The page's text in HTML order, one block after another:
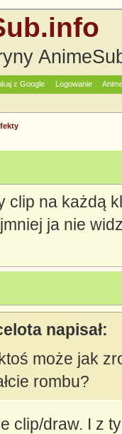
z Google Logowanie
clip na każdą
ja nie
napisał:
może jak
rombu?
clip/draw. I z